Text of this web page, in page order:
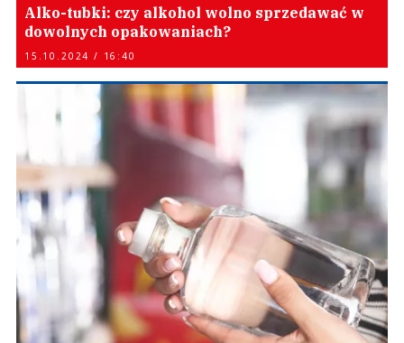
Alko-tubki: czy alkohol wolno sprzedawać w
dowolnych opakowaniach?
15.10.2024 / 16:40